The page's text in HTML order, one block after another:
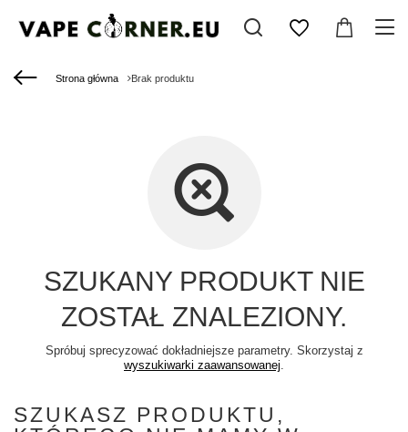
Strona główna Brak produktu
SZUKANY PRODUKT NIE
ZOSTAŁ ZNALEZIONY.
Spróbuj sprecyzować dokładniejsze parametry. Skorzystaj z
wyszukiwarki zaawansowanej.
SZUKASZ PRODUKTU,